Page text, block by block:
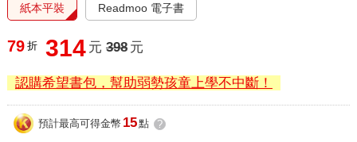
紙本平裝 Readmoo 電子書
79 折 314 元 398 元
認購希望書包，幫助弱勢孩童上學不中斷！
預計最高可得金幣 15點 ?